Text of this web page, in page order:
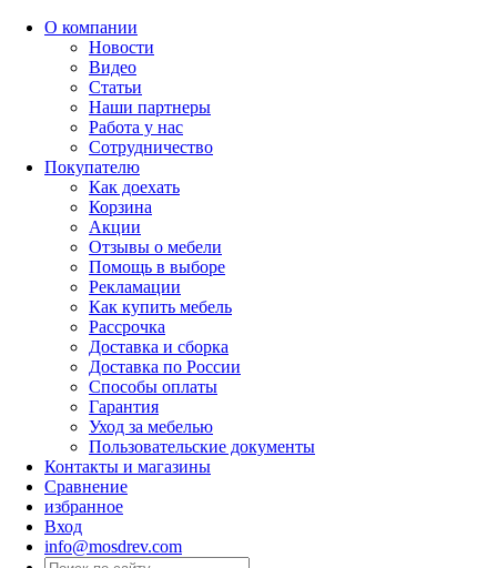
О компании
Новости
Видео
Статьи
Наши партнеры
Работа у нас
Сотрудничество
Покупателю
Как доехать
Корзина
Акции
Отзывы о мебели
Помощь в выборе
Рекламации
Как купить мебель
Рассрочка
Доставка и сборка
Доставка по России
Способы оплаты
Гарантия
Уход за мебелью
Пользовательские документы
Контакты и магазины
Сравнение
избранное
Вход
info@mosdrev.com